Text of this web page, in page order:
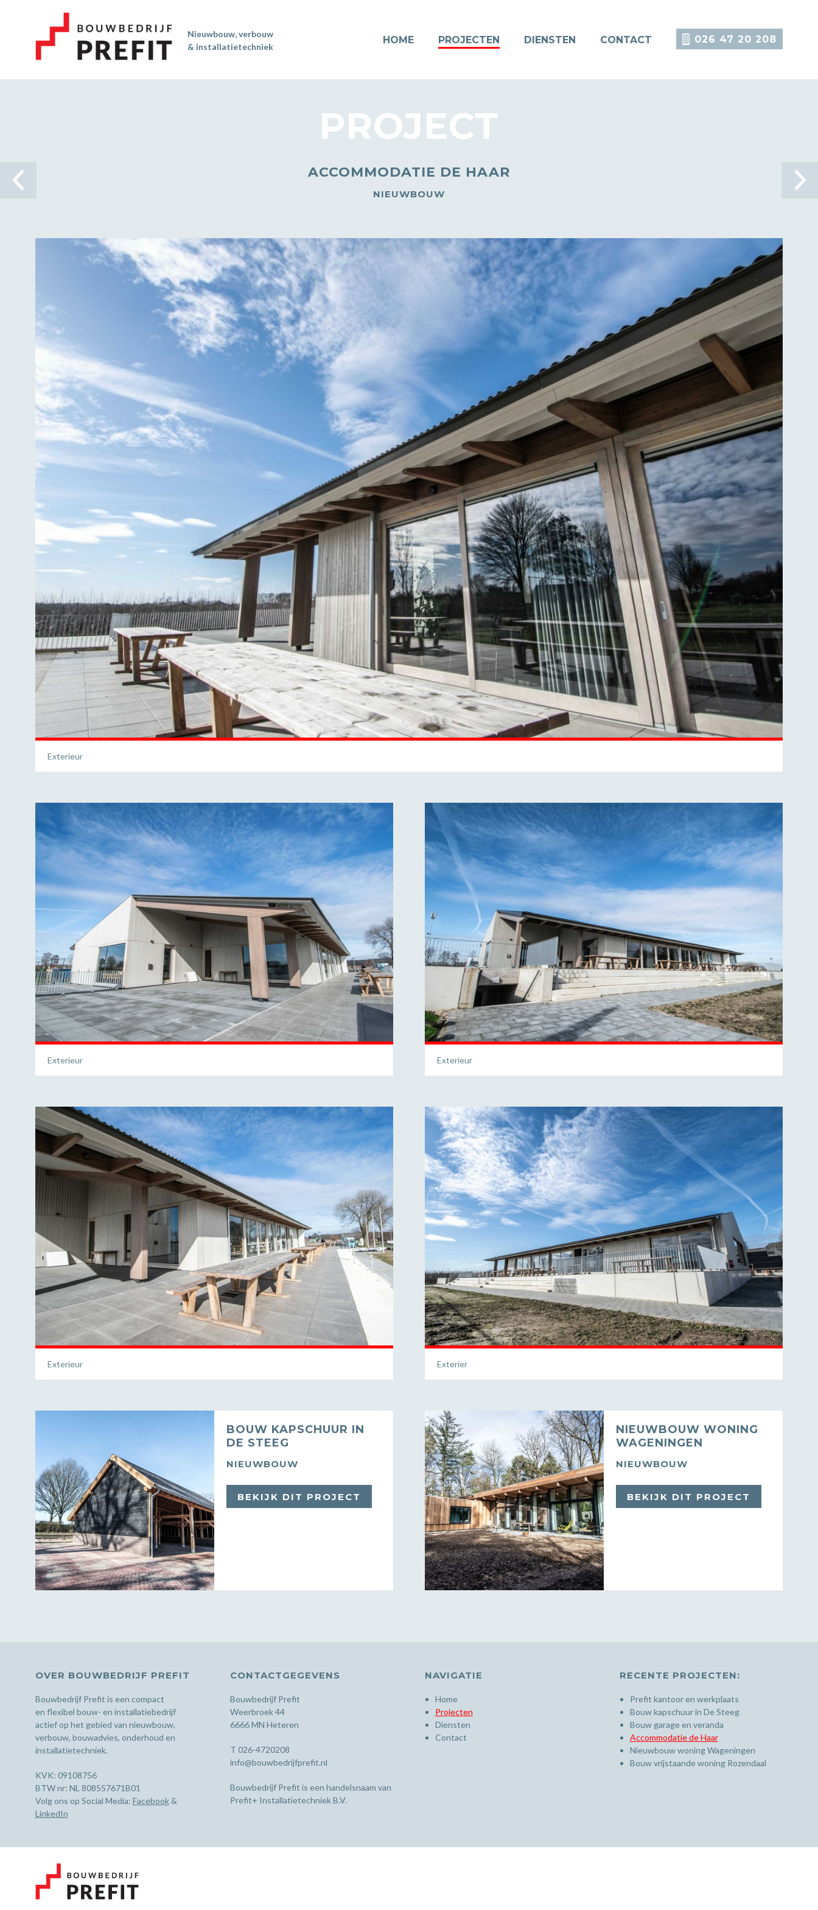
Nieuwbouw, verbouw
& installatietechniek
026 47 20 208
HOME PROJECTEN DIENSTEN CONTACT
PROJECT
ACCOMMODATIE DE HAAR
NIEUWBOUW
Exterieur
Exterieur Exterieur
Exterieur Exterier
BOUW KAPSCHUUR IN
DE STEEG
NIEUWBOUW
BEKIJK DIT PROJECT
NIEUWBOUW WONING
WAGENINGEN
NIEUWBOUW
BEKIJK DIT PROJECT
OVER BOUWBEDRIJF PREFIT
Bouwbedrijf Prefit is een compact
en flexibel bouw- en installatiebedrijf
actief op het gebied van nieuwbouw,
verbouw, bouwadvies, onderhoud en
installatietechniek.
KVK: 09108756
BTW nr: NL 808557671B01
Volg ons op Social Media: Facebook&
LinkedIn
CONTACTGEGEVENS
Bouwbedrijf Prefit
Weerbroek 44
6666 MN Heteren
T 026-4720208
info@bouwbedrijfprefit.nl
Bouwbedrijf Prefit is een handelsnaam van
Prefit+ Installatietechniek B.V.
NAVIGATIE
Home
Projecten
Diensten
Contact
RECENTE PROJECTEN:
Prefit kantoor en werkplaats
Bouw kapschuur in De Steeg
Bouw garage en veranda
Accommodatie de Haar
Nieuwbouw woning Wageningen
Bouw vrijstaande woning Rozendaal